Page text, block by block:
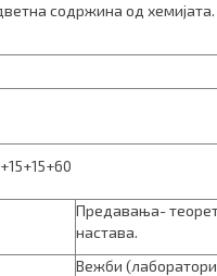
содржина од
Предавања-
настава.
Вежби